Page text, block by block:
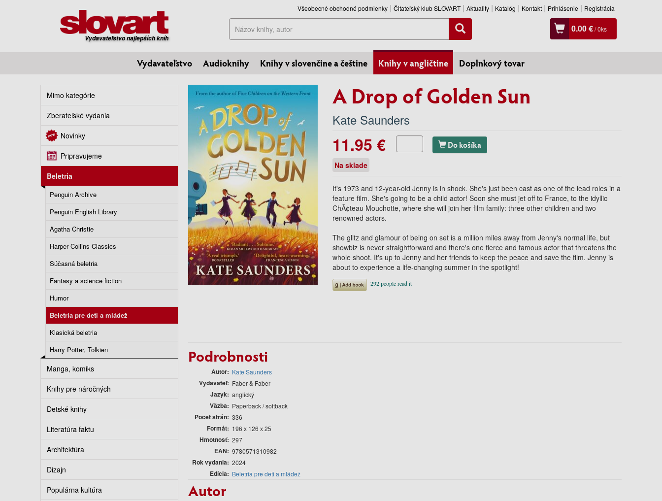
Vydavateľstvo najlepších kníh
Všeobecné obchodné podmienky Čitateľský klub SLOVART Aktuality Katalóg Kontakt Prihlásenie Registrácia
Hľadať 0.00 €/0ks
Vydavateľstvo Audioknihy Knihy v slovenčine a češtine Knihy v angličtine Doplnkový tovar
Mimo kategórie
Zberateľské vydania
Novinky
Pripravujeme
Beletria
Penguin Archive
Penguin English Library
Agatha Christie
Harper Collins Classics
Súčasná beletria
Fantasy a science fiction
Humor
Beletria pre deti a mládež
Klasická beletria
Harry Potter, Tolkien
Manga, komiks
Knihy pre náročných
Detské knihy
Literatúra faktu
Architektúra
Dizajn
Populárna kultúra
A Drop of Golden Sun
Kate Saunders
11.95 € Do košíka
Na sklade
It's 1973 and 12-year-old Jenny is in shock. She's just been cast as one of the lead roles in a
feature film. She's going to be a child actor! Soon she must jet off to France, to the idyllic
ChÃ¢teau Mouchotte, where she will join her film family: three other children and two
renowned actors.
The glitz and glamour of being on set is a million miles away from Jenny's normal life, but
showbiz is never straightforward and there's one fierce and famous actor that threatens the
whole shoot. It's up to Jenny and her friends to keep the peace and save the film. Jenny is
about to experience a life-changing summer in the spotlight!
Podrobnosti
Autor Kate Saunders
Vydavateľ Faber & Faber
Jazyk anglický
Väzba Paperback / softback
Počet strán 336
Formát 196 x 126 x 25
Hmotnosť 297
EAN 9780571310982
Rok vydania 2024
Edícia Beletria pre deti a mládež
Autor